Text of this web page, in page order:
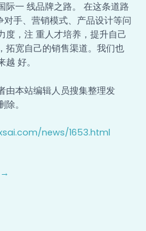
际一 线品牌之路。 在这条道路
手、营销模式、产品设计等问
度，注 重人才培养，提升自己
拓宽自己的销售渠道。我们也
好。
由本站编辑人员搜集整理发
。
news/1653.html
→